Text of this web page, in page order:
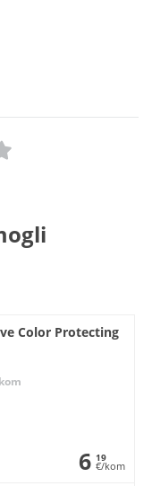
Color Protecting
6 19
€/kom